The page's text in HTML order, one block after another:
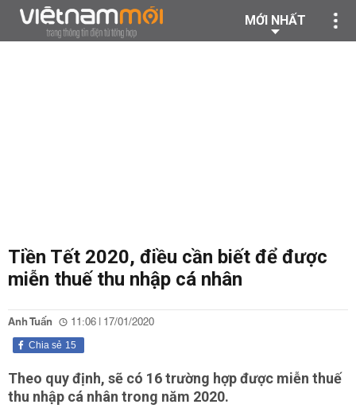
MỚI NHẤT
Tiền Tết 2020, điều cần biết để được
miễn thuế thu nhập cá nhân
Anh Tuấn 11:06 | 17/01/2020
15
Chia sẻ
Theo quy định, sẽ có 16 trường hợp được miễn thuế
thu nhập cá nhân trong năm 2020.